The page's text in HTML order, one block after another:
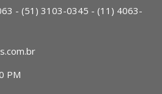
- (51) 3103-0345 - (11) 4063-
PM